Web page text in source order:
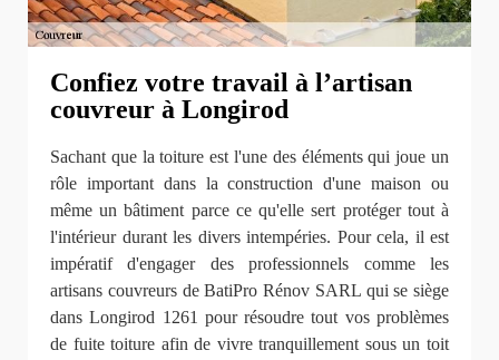
Confiez votre travail à l’artisan
couvreur à Longirod
Sachant que la toiture est l'une des éléments qui joue un
rôle important dans la construction d'une maison ou
même un bâtiment parce ce qu'elle sert protéger tout à
l'intérieur durant les divers intempéries. Pour cela, il est
impératif d'engager des professionnels comme les
artisans couvreurs de BatiPro Rénov SARL qui se siège
dans Longirod 1261 pour résoudre tout vos problèmes
de fuite toiture afin de vivre tranquillement sous un toit